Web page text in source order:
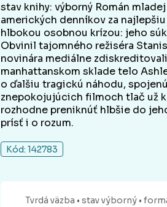
stav knihy: výborný Román
amerických denníkov za
hlbokou osobnou krízou: jeho
Obvinil tajomného režiséra
novinára mediálne
manhattanskom sklade telo
o ďalšiu tragickú náhodu,
znepokojujúcich filmoch tlač už
rozhodne preniknúť hlbšie do
prísť i o rozum.
Kód: 142783
Tvrdá väzba • stav výborný •